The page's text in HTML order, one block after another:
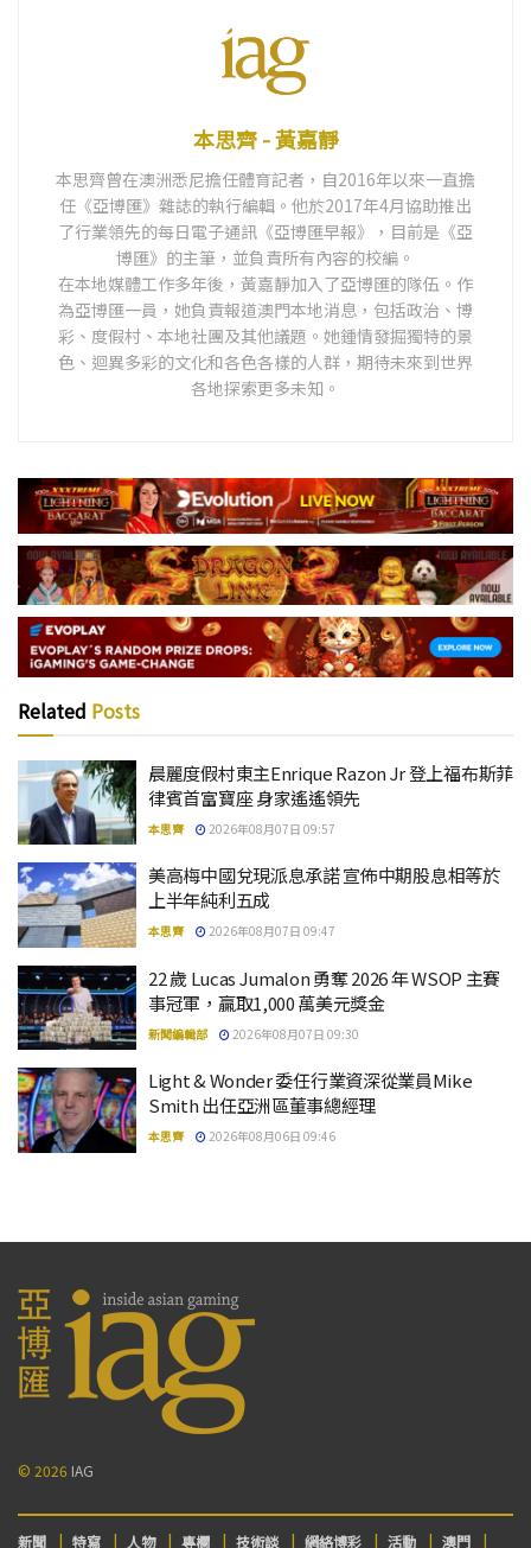
本思齊 - 黃嘉靜
本思齊曾在澳洲悉尼擔任體育記者，自2016年以來一直擔
任《亞博匯》雜誌的執行編輯。他於2017年4月協助推出
了行業領先的每日電子通訊《亞博匯早報》，目前是《亞
博匯》的主筆，並負責所有內容的校編。
在本地媒體工作多年後，黃嘉靜加入了亞博匯的隊伍。作
為亞博匯一員，她負責報道澳門本地消息，包括政治、博
彩、度假村、本地社團及其他議題。她鍾情發掘獨特的景
色、迴異多彩的文化和各色各樣的人群，期待未來到世界
各地探索更多未知。
Related Posts
晨麗度假村東主Enrique Razon Jr 登上福布斯菲
律賓首富寶座 身家遙遙領先
本思齊 2026年08月07日 09:57
美高梅中國兌現派息承諾 宣佈中期股息相等於
上半年純利五成
本思齊 2026年08月07日 09:47
22 歲 Lucas Jumalon 勇奪 2026 年 WSOP 主賽
事冠軍，贏取1,000 萬美元獎金
新聞編輯部 2026年08月07日 09:30
Light & Wonder 委任行業資深從業員Mike
Smith 出任亞洲區董事總經理
本思齊 2026年08月06日 09:46
© 2026 IAG
新聞 特寫 人物 專欄 技術談 網絡博彩 活動 澳門